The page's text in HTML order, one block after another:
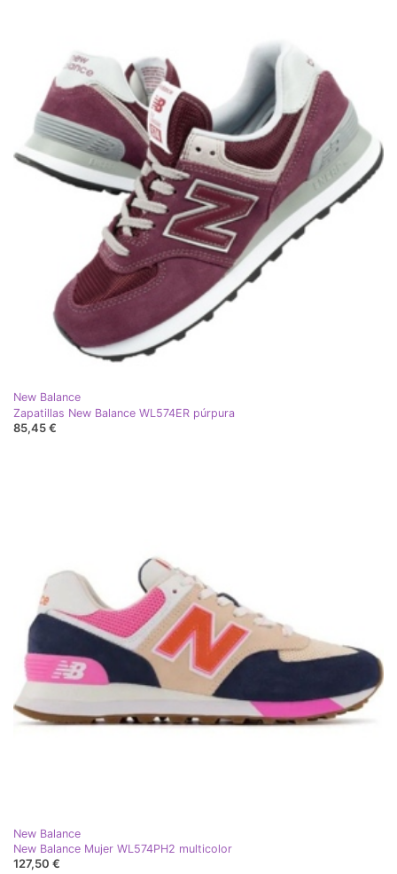
New Balance
Zapatillas New Balance WL574ER púrpura
85,45 €
New Balance
New Balance Mujer WL574PH2 multicolor
127,50 €